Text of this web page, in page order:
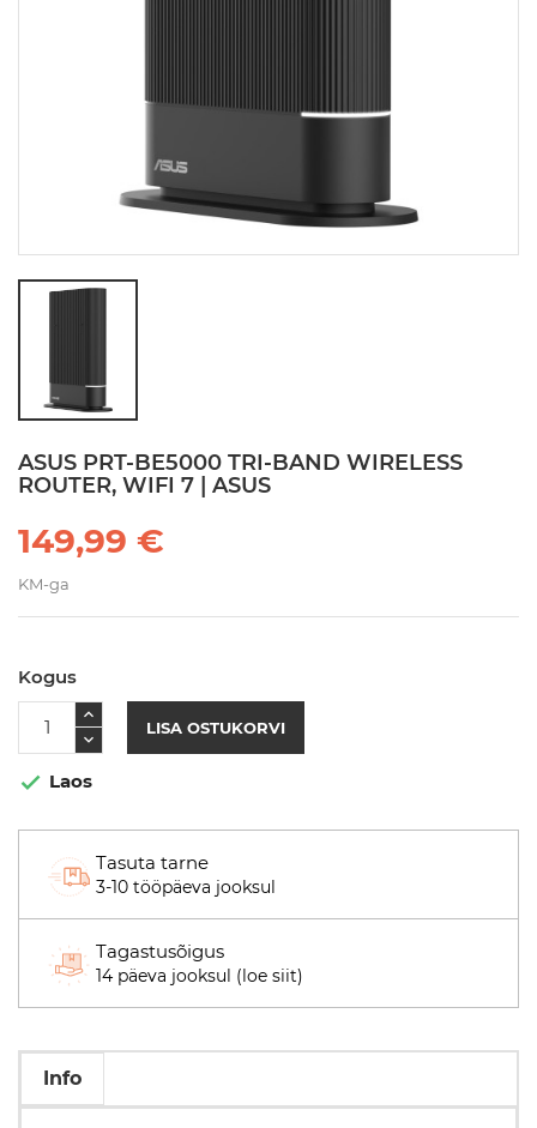
ASUS PRT-BE5000 TRI-BAND WIRELESS
ROUTER, WIFI 7 | ASUS
149,99 €
KM-ga
Kogus
LISA OSTUKORVI
 Laos
Tasuta tarne
3-10 tööpäeva jooksul
Tagastusõigus
14 päeva jooksul (loe siit)
Info